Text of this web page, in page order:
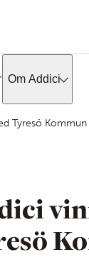
Om Addici
Tyresö